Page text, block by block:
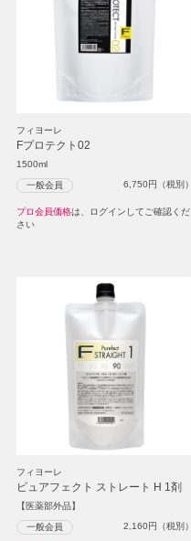
フィヨーレ
Fプロテクト02
1500ml
一般会員 6,750円（税別）
プロ会員価格は、ログインしてご確認くだ
さい
フィヨーレ
ピュアフェクト ストレート H 1剤
【医薬部外品】
一般会員 2,160円（税別）